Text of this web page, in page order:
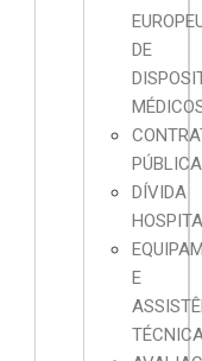
DE
PÚBLICA
DÍVIDA
E